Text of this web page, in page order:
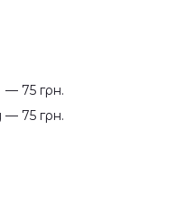
75 грн.
— 75 грн.